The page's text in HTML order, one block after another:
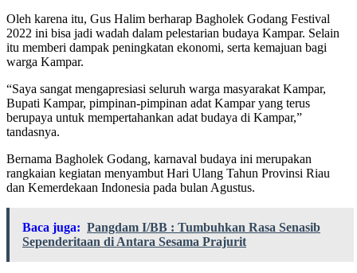
Oleh karena itu, Gus Halim berharap Bagholek Godang Festival
2022 ini bisa jadi wadah dalam pelestarian budaya Kampar. Selain
itu memberi dampak peningkatan ekonomi, serta kemajuan bagi
warga Kampar.
“Saya sangat mengapresiasi seluruh warga masyarakat Kampar,
Bupati Kampar, pimpinan-pimpinan adat Kampar yang terus
berupaya untuk mempertahankan adat budaya di Kampar,”
tandasnya.
Bernama Bagholek Godang, karnaval budaya ini merupakan
rangkaian kegiatan menyambut Hari Ulang Tahun Provinsi Riau
dan Kemerdekaan Indonesia pada bulan Agustus.
Baca juga: Pangdam I/BB : Tumbuhkan Rasa Senasib
Sependeritaan di Antara Sesama Prajurit